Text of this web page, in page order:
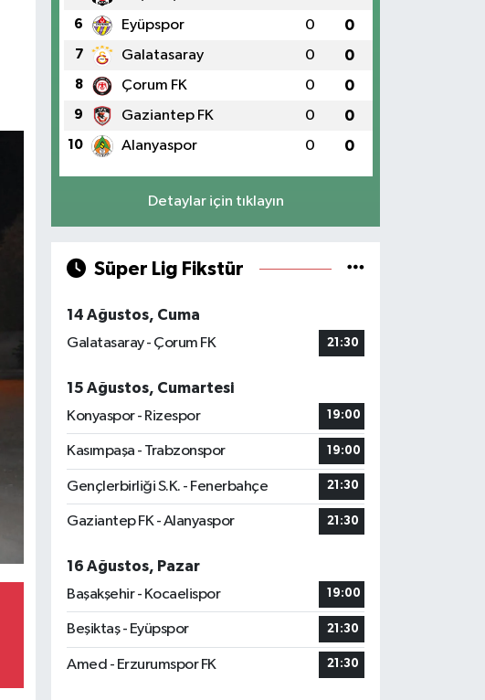
6 Eyüpspor 0 0
7 Galatasaray 0 0
8 Çorum FK 0 0
9 Gaziantep FK 0 0
10 Alanyaspor 0 0
Detaylar için tıklayın
Süper Lig Fikstür
14 Ağustos, Cuma
Galatasaray - Çorum FK
21:30
15 Ağustos, Cumartesi
Konyaspor - Rizespor
19:00
Kasımpaşa - Trabzonspor 19:00
Gençlerbirliği S.K. - Fenerbahçe 21:30
Gaziantep FK - Alanyaspor 21:30
16 Ağustos, Pazar
Başakşehir - Kocaelispor
19:00
Beşiktaş - Eyüpspor 21:30
Amed - Erzurumspor FK 21:30